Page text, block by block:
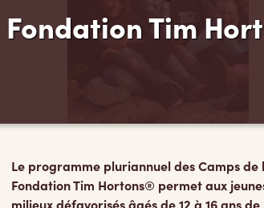
sens des responsabilités, au moment
deviendront à l’âge adulte.